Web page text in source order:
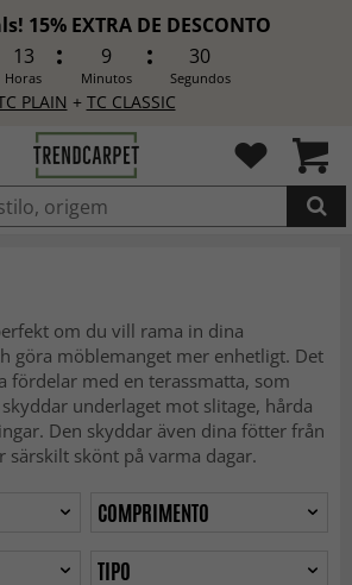
15% EXTRA DE DESCONTO
13
Horas
9
Minutos
28
Segundos
PLAIN + TC CLASSIC
om du vill rama in dina
göra möblemanget mer enhetligt. Det
fördelar med en terassmatta, som
underlaget mot slitage, hårda
Den skyddar även dina fötter från
särskilt skönt på varma dagar.
COMPRIMENTO
TIPO